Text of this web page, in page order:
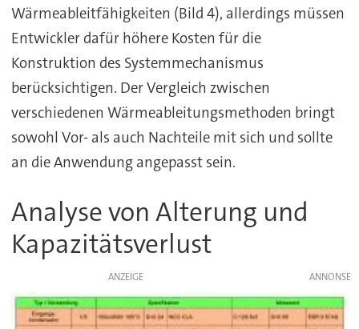
Wärmeableitfähigkeiten (Bild 4), allerdings müssen
Entwickler dafür höhere Kosten für die
Konstruktion des Systemmechanismus
berücksichtigen. Der Vergleich zwischen
verschiedenen Wärmeableitungsmethoden bringt
sowohl Vor- als auch Nachteile mit sich und sollte
an die Anwendung angepasst sein.
Analyse von Alterung und
Kapazitätsverlust
ANZEIGE